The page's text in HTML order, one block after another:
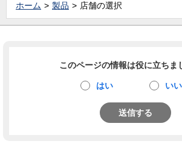
ホーム 製品 店舗の選択
このページの情報は役に立ちま
はい い
送信する